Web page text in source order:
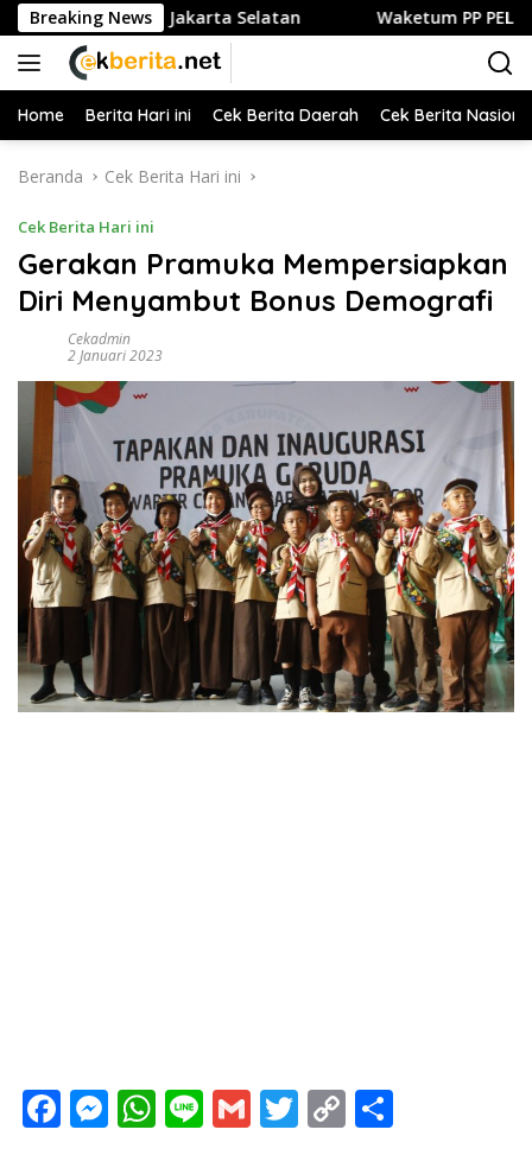
Langsung
ke
konten
Breaking News
Kuliner di Jakarta Selatan Waketum PP PELTI ,H.
Home Berita Hari ini Cek Berita Daerah Cek Berita
Beranda Cek Berita Hari ini
Cek Berita Hari ini
Gerakan Pramuka Mempersiapkan
Diri Menyambut Bonus Demografi
Cekadmin
2 Januari 2023
F M W Li G T C